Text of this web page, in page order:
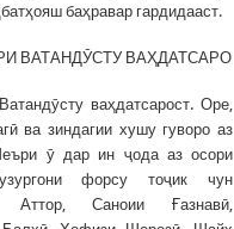
баҳравар гардидааст.
ВАТАНДӮСТУ ВАҲДАТСАРО
ваҳдатсарост. Оре,
ва зиндагии хушу гуворо аз
ӯ дар ин ҷода аз осори
форсу тоҷик чун
Аттор, Саноии Ғазнавӣ,